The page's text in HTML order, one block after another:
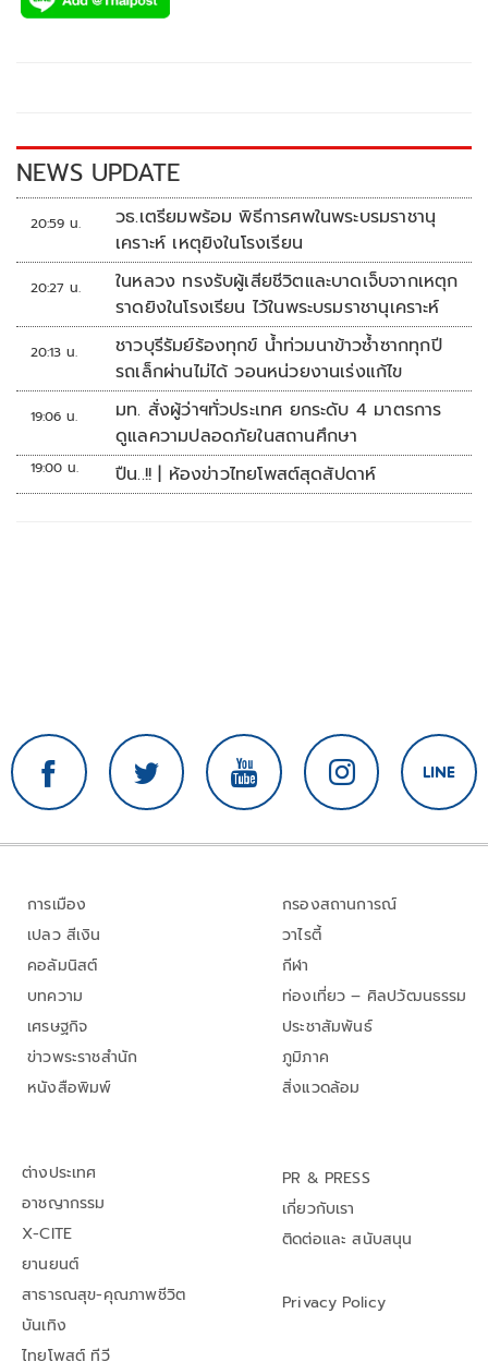
e
k
tt p
k
NEWS UPDATE
20:59 น.
วธ.เตรียมพร้อม พิธีการศพในพระบรมราชานุ
เคราะห์ เหตุยิงในโรงเรียน
20:27 น.
ในหลวง ทรงรับผู้เสียชีวิตและบาดเจ็บจากเหตุก
ราดยิงในโรงเรียน ไว้ในพระบรมราชานุเคราะห์
20:13 น.
ชาวบุรีรัมย์ร้องทุกข์ น้ำท่วมนาข้าวซ้ำซากทุกปี
รถเล็กผ่านไม่ได้ วอนหน่วยงานเร่งแก้ไข
19:06 น.
มท. สั่งผู้ว่าฯทั่วประเทศ ยกระดับ 4 มาตรการ
ดูแลความปลอดภัยในสถานศึกษา
19:00 น. ปืน..!! | ห้องข่าวไทยโพสต์สุดสัปดาห์
การเมือง
เปลว สีเงิน
คอลัมนิสต์
บทความ
เศรษฐกิจ
ข่าวพระราชสำนัก
หนังสือพิมพ์
กรองสถานการณ์
วาไรตี้
กีฬา
ท่องเที่ยว – ศิลปวัฒนธรรม
ประชาสัมพันธ์
ภูมิภาค
สิ่งแวดล้อม
ต่างประเทศ
อาชญากรรม
X-CITE
ยานยนต์
สาธารณสุข-คุณภาพชีวิต
บันเทิง
ไทยโพสต์ ทีวี
PR & PRESS
เกี่ยวกับเรา
ติดต่อและ สนับสนุน
Privacy Policy